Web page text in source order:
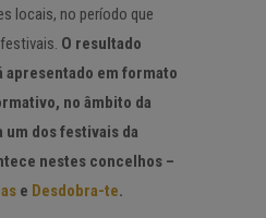
locais, no período que
O resultado
apresentado em formato
no âmbito da
um dos festivais da
nestes concelhos –
e Desdobra-te.